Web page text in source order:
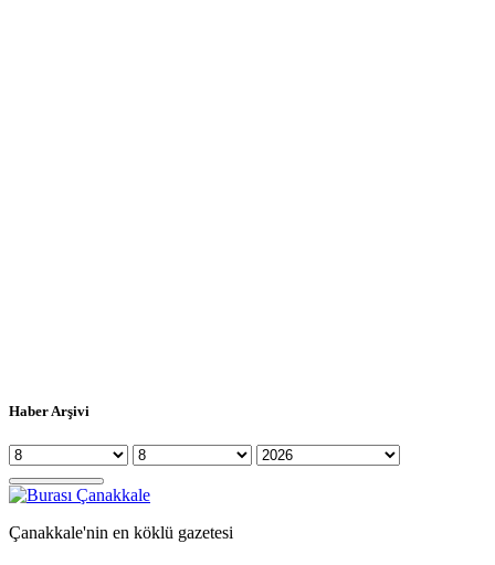
Haber Arşivi
Çanakkale'nin en köklü gazetesi